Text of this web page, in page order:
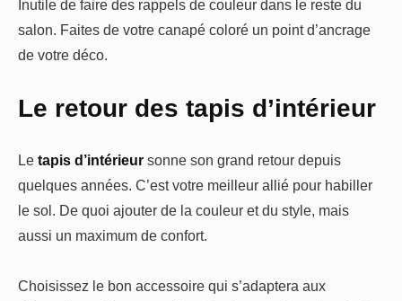
Inutile de faire des rappels de couleur dans le reste du
salon. Faites de votre canapé coloré un point d’ancrage
de votre déco.
Le retour des tapis d’intérieur
Le tapis d’intérieur sonne son grand retour depuis
quelques années. C’est votre meilleur allié pour habiller
le sol. De quoi ajouter de la couleur et du style, mais
aussi un maximum de confort.
Choisissez le bon accessoire qui s’adaptera aux